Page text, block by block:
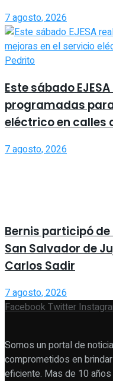
7 agosto, 2026
Este sábado
programadas
eléctrico en calles
7 agosto, 2026
Bernis participó
San Salvador de
Carlos Sadir
7 agosto, 2026
FacebookTwitter
Somos un portal de
comprometidos en
eficiente. Mas de 10